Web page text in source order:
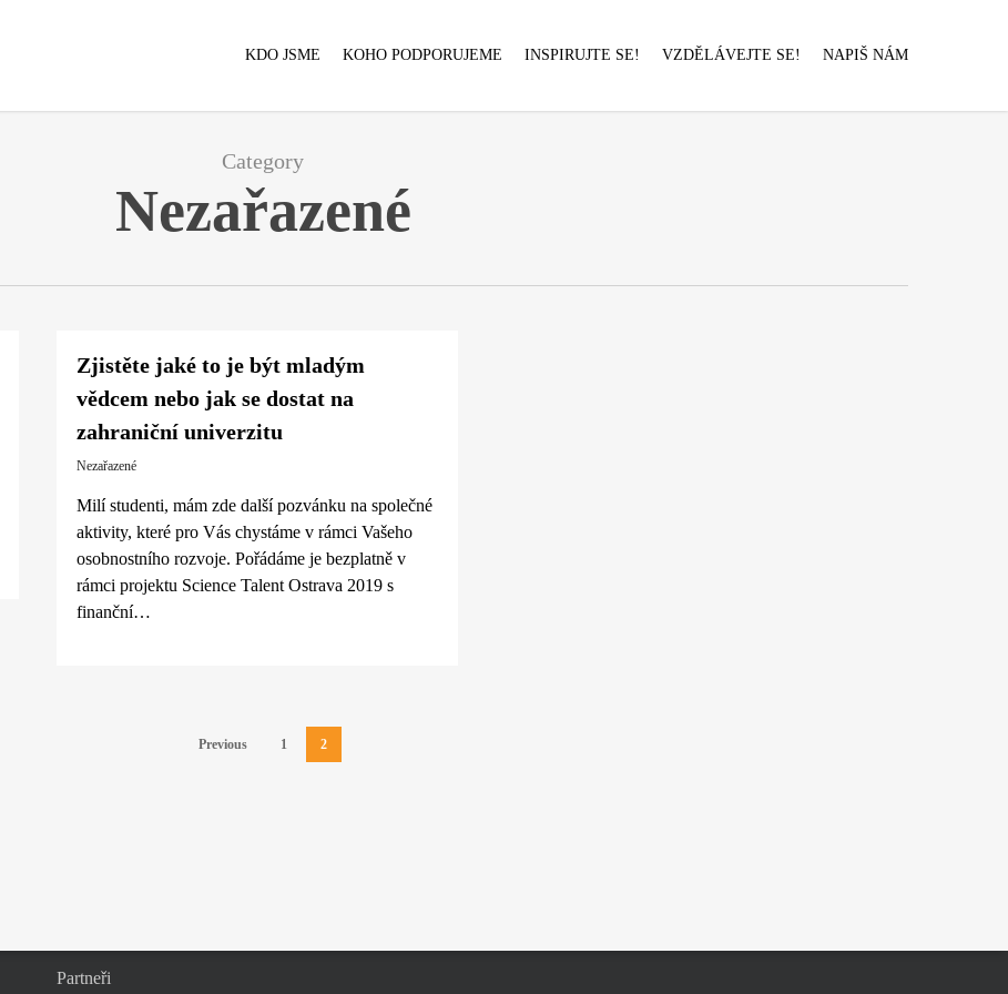
KDO JSME KOHO PODPORUJEME INSPIRUJTE SE! VZDĚLÁVEJTE SE! NAPIŠ NÁM
Category
Nezařazené
Zjistěte jaké to je být mladým
vědcem nebo jak se dostat na
zahraniční univerzitu
Nezařazené
Milí studenti, mám zde další pozvánku na společné
aktivity, které pro Vás chystáme v rámci Vašeho
osobnostního rozvoje. Pořádáme je bezplatně v
rámci projektu Science Talent Ostrava 2019 s
finanční…
Previous 1 2
Partneři